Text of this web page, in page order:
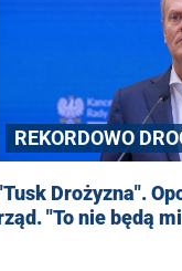
REKORDOWO
Drożyzna".
"To nie będą